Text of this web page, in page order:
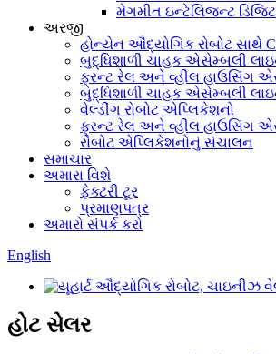
મેગમીત ઇન્ટેલિજન્ટ
અરજી
હોન્યેન ઔદ્યોગિક રોબોટ સાથે
બુદ્ધિશાળી ચાહક એસેમ્બલી
ફ્રન્ટ રેલ અને વ્હીલ હાઉસિંગ
બુદ્ધિશાળી ચાહક એસેમ્બલી
વેલ્ડીંગ રોબોટ એપ્લિકેશનો
ફ્રન્ટ રેલ અને વ્હીલ હાઉસિંગ
રોબોટ એપ્લિકેશનોનું સંચાલન
સમાચાર
અમારા વિશે
ફેક્ટરી ટૂર
પ્રમાણપત્ર
અમારો સંપર્ક કરો
English
હોટ સેલર